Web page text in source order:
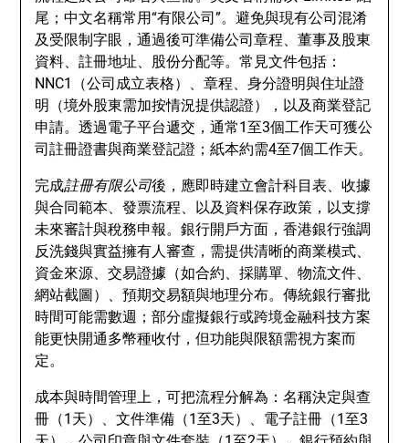
尾；中文名稱常用“有限公司”。避免與現有公司混淆
及受限制字眼，通過後可準備公司章程、董事及股東
資料、註冊地址、股份分配等。常見文件包括：
NNC1（公司成立表格）、章程、身分證明與住址證
明（境外股東需加按情況提供認證），以及商業登記
申請。透過電子平台遞交，通常1至3個工作天可獲公
司註冊證書與商業登記證；紙本約需4至7個工作天。
完成註冊有限公司後，應即時建立會計科目表、收據
與合同範本、發票流程、以及資料保存政策，以支撐
未來審計與稅務申報。銀行開戶方面，香港銀行強調
反洗錢與實益擁有人審查，需提供清晰的商業模式、
資金來源、交易證據（如合約、採購單、物流文件、
網站截圖）、預期交易額與地理分布。傳統銀行審批
時間可能需數週；部分虛擬銀行或跨境金融科技方案
能更快開通多幣種收付，但功能與限額需視方案而
定。
成本與時間管理上，可把流程分解為：名稱決定與查
冊（1天）、文件準備（1至3天）、電子註冊（1至3